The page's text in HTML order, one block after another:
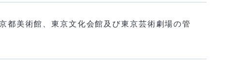
都美術館、東京文化会館及び東京芸術劇場の管